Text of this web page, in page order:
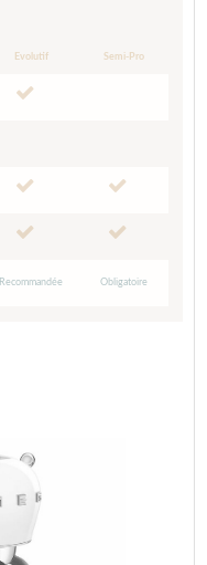
Evolutif Semi-Pro
Recommandée Obligatoire